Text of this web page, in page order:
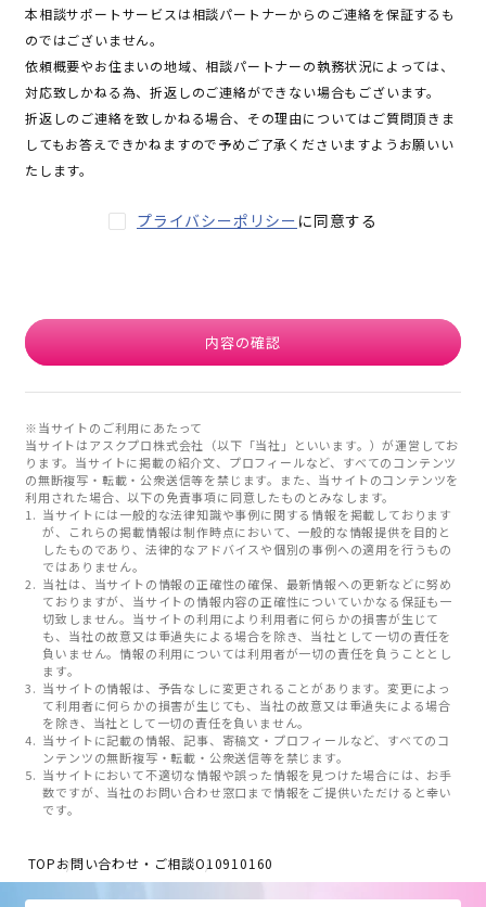
本相談サポートサービスは相談パートナーからのご連絡を保証するも
のではございません。
依頼概要やお住まいの地域、相談パートナーの執務状況によっては、
対応致しかねる為、折返しのご連絡ができない場合もございます。
折返しのご連絡を致しかねる場合、その理由についてはご質問頂きま
してもお答えできかねますので予めご了承くださいますようお願いい
たします。
プライバシーポリシー に同意する
内容の確認
※当サイトのご利用にあたって
当サイトはアスクプロ株式会社（以下「当社」といいます。）が運営してお
ります。当サイトに掲載の紹介文、プロフィールなど、すべてのコンテンツ
の無断複写・転載・公衆送信等を禁じます。また、当サイトのコンテンツを
利用された場合、以下の免責事項に同意したものとみなします。
当サイトには一般的な法律知識や事例に関する情報を掲載しております
が、これらの掲載情報は制作時点において、一般的な情報提供を目的と
したものであり、法律的なアドバイスや個別の事例への適用を行うもの
ではありません。
当社は、当サイトの情報の正確性の確保、最新情報への更新などに努め
ておりますが、当サイトの情報内容の正確性についていかなる保証も一
切致しません。当サイトの利用により利用者に何らかの損害が生じて
も、当社の故意又は重過失による場合を除き、当社として一切の責任を
負いません。情報の利用については利用者が一切の責任を負うこととし
ます。
当サイトの情報は、予告なしに変更されることがあります。変更によっ
て利用者に何らかの損害が生じても、当社の故意又は重過失による場合
を除き、当社として一切の責任を負いません。
当サイトに記載の情報、記事、寄稿文・プロフィールなど、すべてのコ
ンテンツの無断複写・転載・公衆送信等を禁じます。
当サイトにおいて不適切な情報や誤った情報を見つけた場合には、お手
数ですが、当社のお問い合わせ窓口まで情報をご提供いただけると幸い
です。
TOPお問い合わせ・ご相談O10910160